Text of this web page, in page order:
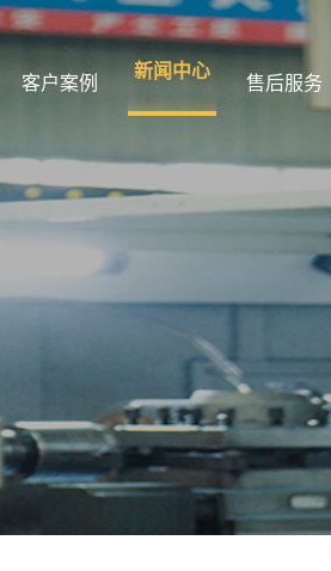
客户案例
新闻中心
售后服务